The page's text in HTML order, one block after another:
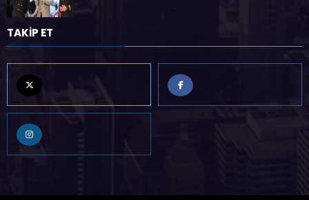
TAKİP ET